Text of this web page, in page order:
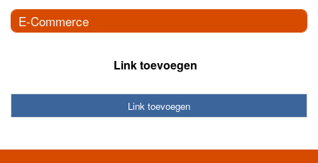
E-Commerce
Link toevoegen
Link toevoegen